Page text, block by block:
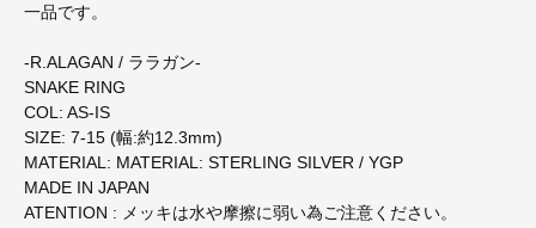
一品です。
-R.ALAGAN / ララガン-
SNAKE RING
COL: AS-IS
SIZE: 7-15 (幅:約12.3mm)
MATERIAL: MATERIAL: STERLING SILVER / YGP
MADE IN JAPAN
ATENTION : メッキは水や摩擦に弱い為ご注意ください。